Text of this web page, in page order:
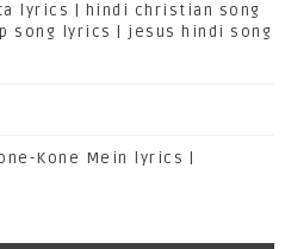
lyrics | hindi christian song
song lyrics | jesus hindi song
Kone Mein lyrics |